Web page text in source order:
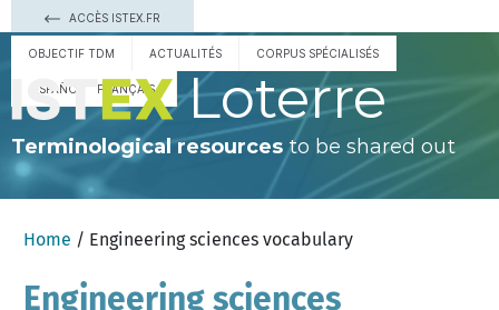
ACCÈS ISTEX.FR
OBJECTIF TDM ACTUALITÉS CORPUS SPÉCIALISÉS
ESPAÑOL FRANÇAIS Loterre
Terminological resourcesto be shared out
Home / Engineering sciences vocabulary
Engineering sciences